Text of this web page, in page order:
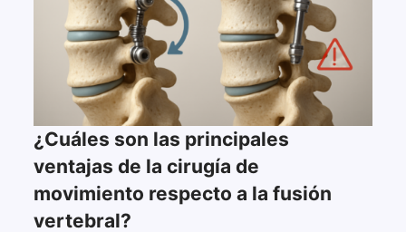
¿Cuáles son las principales
ventajas de la cirugía de
movimiento respecto a la fusión
vertebral?